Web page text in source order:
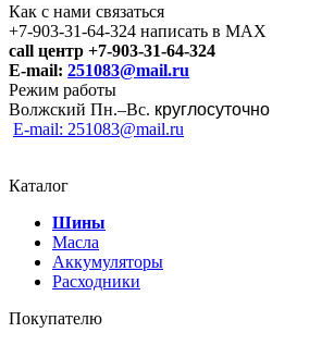
Как с нами связаться
+7-903-31-64-324 написать в MAX
call центр +7-903-31-64-324
E-mail: 251083@mail.ru
Режим работы
Волжский Пн.–Вс. круглосуточно
E-mail: 251083@mail.ru
Каталог
Шины
Масла
Аккумуляторы
Расходники
Покупателю